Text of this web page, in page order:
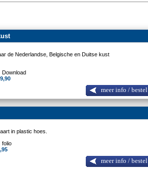
de Nederlandse, Belgische en Duitse kust
Download
meer info / bestel
in plastic hoes.
folio
meer info / bestel